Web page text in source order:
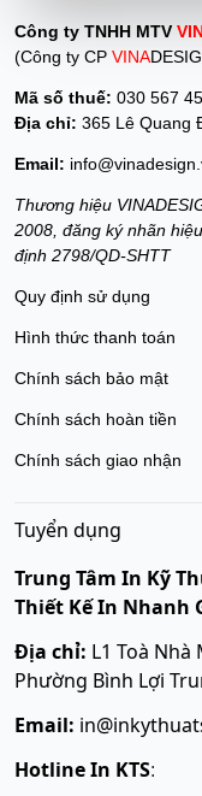
Công ty TNHH MTV
(Công ty CP VINA
Mã số thuế: 030 567
Địa chỉ: 365 Lê Quang
Email:
Thương hiệu
2008, đăng ký nhãn
định 2798/QD-SHTT
Quy định sử dụng
Hình thức thanh toán
Chính sách bảo mật
Chính sách hoàn tiền
Chính sách giao nhận
Tuyển dụng
Trung Tâm In Kỹ
Thiết Kế In Nhanh
Địa chỉ: L1 Toà Nhà
Phường Bình Lợi
Email:
Hotline In KTS: